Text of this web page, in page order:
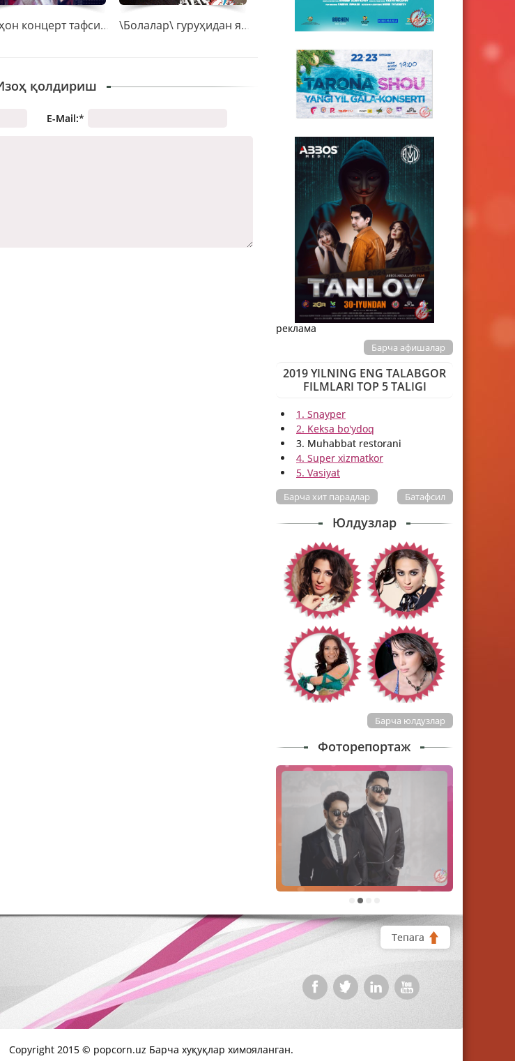
Райҳон концерт тафсилотлари. Фарзандларини кенг оммага кўрсатган илк намойиши \Болалар\ гуруҳидан янги тарона - \Адашдим\
қолдириш
E-Mail:*
реклама
Барча афишалар
2019 YILNING ENG TALABGOR
FILMLARI TOP 5 TALIGI
1. Snayper
2. Keksa bo'ydoq
3. Muhabbat restorani
4. Super xizmatkor
5. Vasiyat
Батафсил
Барча хит парадлар
Юлдузлар
Барча юлдузлар
Фоторепортаж
2
Тепага
Copyright 2015 © popcorn.uz Барча хуқуқлар химояланган.